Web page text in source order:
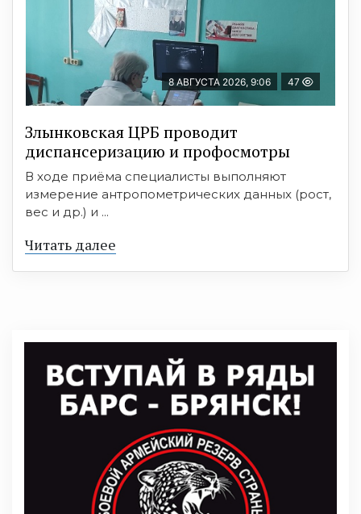
8 АВГУСТА 2026, 9:06 47
Злынковская ЦРБ проводит
диспансеризацию и профосмотры
В ходе приёма специалисты выполняют
измерение антропометрических данных (рост,
вес и др.) и ...
Читать далее